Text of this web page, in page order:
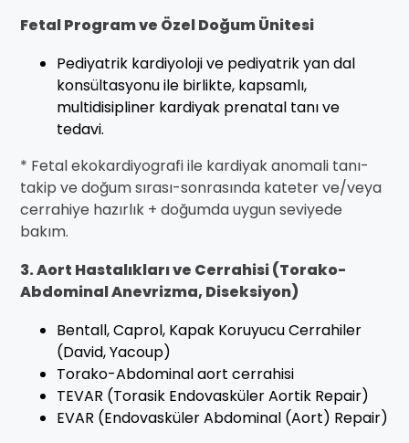
Fetal Program ve Özel Doğum Ünitesi
Pediyatrik kardiyoloji ve pediyatrik yan dal
konsültasyonu ile birlikte, kapsamlı,
multidisipliner kardiyak prenatal tanı ve
tedavi.
* Fetal ekokardiyografi ile kardiyak anomali tanı-
takip ve doğum sırası-sonrasında kateter ve/veya
cerrahiye hazırlık + doğumda uygun seviyede
bakım.
3. Aort Hastalıkları ve Cerrahisi (Torako-
Abdominal Anevrizma, Diseksiyon)
Bentall, Caprol, Kapak Koruyucu Cerrahiler
(David, Yacoup)
Torako-Abdominal aort cerrahisi
TEVAR (Torasik Endovasküler Aortik Repair)
EVAR (Endovasküler Abdominal (Aort) Repair)